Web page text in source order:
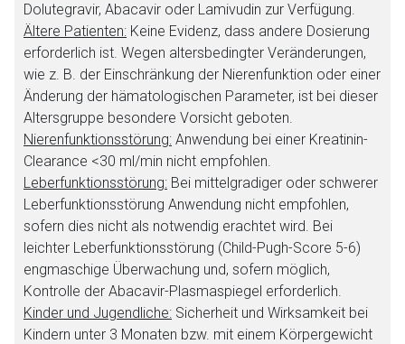
Dolutegravir, Abacavir oder Lamivudin zur Verfügung.
Ältere Patienten: Keine Evidenz, dass andere Dosierung
erforderlich ist. Wegen altersbedingter Veränderungen,
wie z. B. der Einschränkung der Nierenfunktion oder einer
Änderung der hämatologischen Parameter, ist bei dieser
Altersgruppe besondere Vorsicht geboten.
Nierenfunktionsstörung: Anwendung bei einer Kreatinin-
Clearance <30 ml/min nicht empfohlen.
Leberfunktionsstörung: Bei mittelgradiger oder schwerer
Leberfunktionsstörung Anwendung nicht empfohlen,
sofern dies nicht als notwendig erachtet wird. Bei
leichter Leberfunktionsstörung (Child-Pugh-Score 5-6)
engmaschige Überwachung und, sofern möglich,
Kontrolle der Abacavir-Plasmaspiegel erforderlich.
Kinder und Jugendliche: Sicherheit und Wirksamkeit bei
Kindern unter 3 Monaten bzw. mit einem Körpergewicht
Betreiber verantwortlich. Ebenso gelten dort ggf. andere
Datenschutzbestimmungen.
Zurück zur rote-liste.de Zur Seite